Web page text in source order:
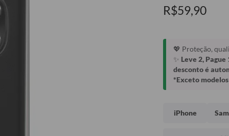
R$59,90
💖 Proteção,
✨ Leve 2, Pague
desconto é
*Exceto
iPhone